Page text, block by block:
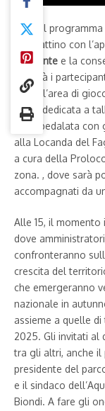
Ricco il
del mattino con
Piemonte e la
porterà i
aprirà l’area di
l’area dedicata a
della pedalata
alla Locanda del
a cura della
zona. , dove sarà
accompagnati da
Alle 15, il
dove
confronteranno
crescita del
che emergeranno
nazionale in
assieme a quelle
2025. Gli invitati al
tra gli altri, anche il
presidente del
e il sindaco
Biondi. A fare gli